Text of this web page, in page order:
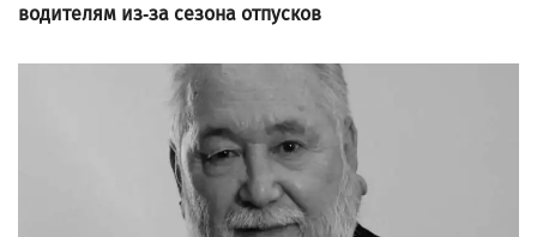
водителям из-за сезона отпусков